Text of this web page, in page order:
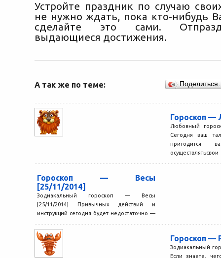
Устройте праздник по случаю
не нужно ждать, пока кто-нибудь
сделайте это сами.
выдающиеся достижения.
А так же по теме:
Гороскоп —
Любовный
Сегодня ваш
пригодится
Гороскоп — Весы
[25/11/2014]
Зодиакальный гороскоп — Весы
[25/11/2014] Привычных действий и
инструкций сегодня будет недостаточно —
идете...
Гороскоп —
Зодиакальный
Если знаете,